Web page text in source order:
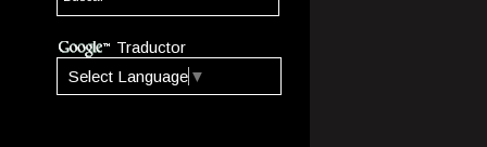
Traductor
Select Language ▼